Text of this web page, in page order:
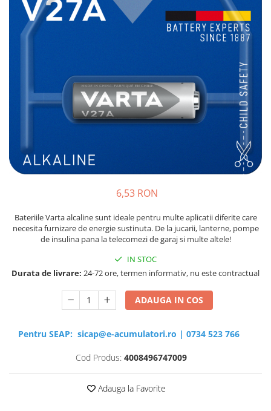
Sisteme de management (BMS)
Redresoare, incarcatoare si testere
6,53 RON
Bateriile Varta alcaline sunt ideale pentru multe aplicatii diferite care
necesita furnizare de energie sustinuta. De la jucarii, lanterne, pompe
de insulina pana la telecomezi de garaj si multe altele!
IN STOC
Durata de livrare: 24-72 ore, termen informativ, nu este contractual
ADAUGA IN COS
Pentru SEAP: sicap@e-acumulatori.ro | 0734 523 766
Cod Produs: 4008496747009
Adauga la Favorite